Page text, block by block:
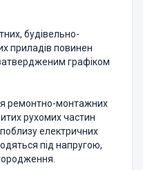
будівельно-
приладів повинен
графіком
ремонтно-монтажних
рухомих частин
електричних
під напругою,